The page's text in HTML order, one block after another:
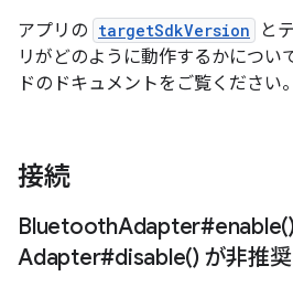
アプリの targetSdkVersion
と
リがどのように動作するかについ
ドのドキュメントをご覧ください。
接続
BluetoothAdapter#enable(
Adapter#disable() が非推